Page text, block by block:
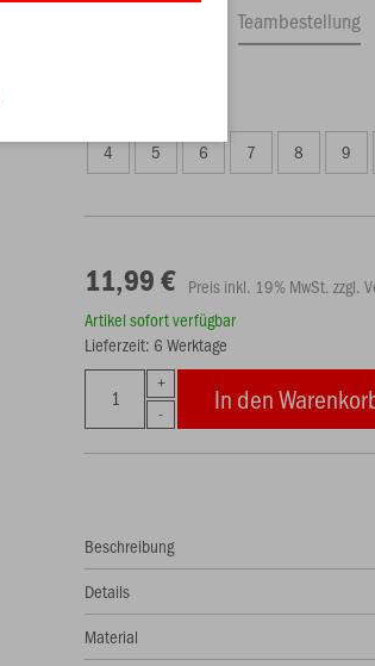
Teambestellung
4 5 6 7 8 9
11,99 € Preis inkl. 19% MwSt. zzgl.
Artikel sofort verfügbar
Lieferzeit: 6 Werktage
In den
Beschreibung
Details
Material